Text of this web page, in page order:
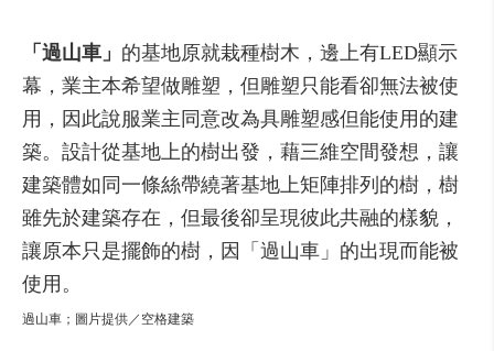
「過山車」 的基地原就栽種樹木，邊上有LED顯示
幕，業主本希望做雕塑，但雕塑只能看卻無法被使
用，因此說服業主同意改為具雕塑感但能使用的建
築。設計從基地上的樹出發，藉三維空間發想，讓
建築體如同一條絲帶繞著基地上矩陣排列的樹，樹
雖先於建築存在，但最後卻呈現彼此共融的樣貌，
讓原本只是擺飾的樹，因「過山車」的出現而能被
使用。
過山車；圖片提供／空格建築